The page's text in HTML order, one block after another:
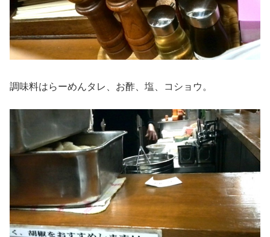
調味料はらーめんタレ、お酢、塩、コショウ。